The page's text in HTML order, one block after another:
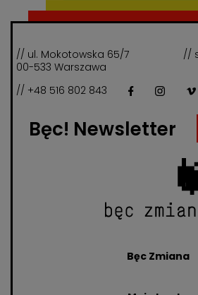
// ul. Mokotowska 65/7
00-533 Warszawa
//
// +48 516 802 843
Bęc! Newsletter
Bęc Zmiana